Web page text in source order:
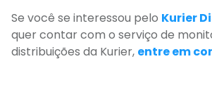
Se você se interessou pelo Kurier
quer contar com o serviço de
distribuições da Kurier, entre em